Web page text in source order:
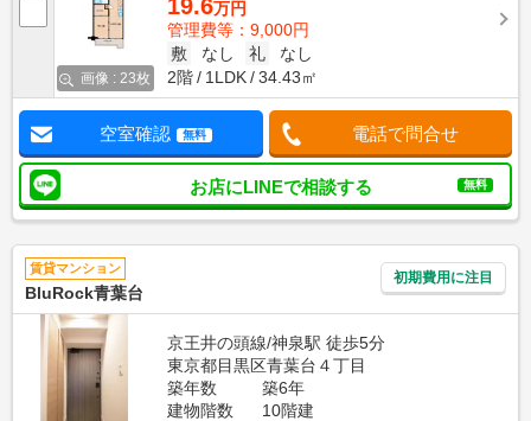
画像 : 23枚
19.6万円
管理費等：9,000円
敷
なし 礼
なし
2階
1LDK 34.43㎡
空室確認 無料 電話で問合せ
お店にLINEで相談する 無料
賃貸マンション
BluRock青葉台
初期費用に注目
京王井の頭線/神泉駅 徒歩5分
東京都目黒区青葉台４丁目
築年数
築6年
建物階数
10階建